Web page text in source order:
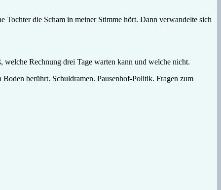
Tochter die Scham in meiner Stimme hört. Dann verwandelte sich
Rechnung drei Tage warten kann und welche nicht.
berührt. Schuldramen. Pausenhof-Politik. Fragen zum